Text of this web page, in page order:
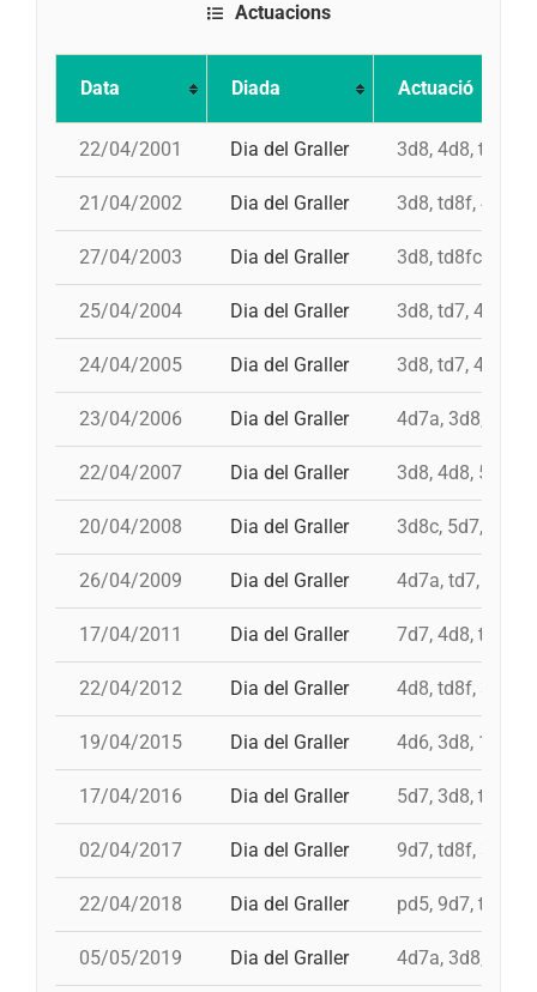
Actuacions
Data Diada Actuació
22/04/2001 Dia del Graller 3d8, 4d8, td8fc,
21/04/2002 Dia del Graller 3d8, td8f, 4d8,
27/04/2003 Dia del Graller 3d8, td8fc, 4d8,
25/04/2004 Dia del Graller 3d8, td7, 4d8,
24/04/2005 Dia del Graller 3d8, td7, 4d8,
23/04/2006 Dia del Graller 4d7a, 3d8, td8f,
22/04/2007 Dia del Graller 3d8, 4d8, 5d7,
20/04/2008 Dia del Graller 3d8c, 5d7, td7,
26/04/2009 Dia del Graller 4d7a, td7, 4d8,
17/04/2011 Dia del Graller 7d7, 4d8, td8f,
22/04/2012 Dia del Graller 4d8, td8f, 3d8,
19/04/2015 Dia del Graller 4d6, 3d8, 10d7,
17/04/2016 Dia del Graller 5d7, 3d8, td8f,
02/04/2017 Dia del Graller 9d7, td8f, 3d9f,
22/04/2018 Dia del Graller pd5, 9d7, td8f,
05/05/2019 Dia del Graller 4d7a, 3d8, td7,